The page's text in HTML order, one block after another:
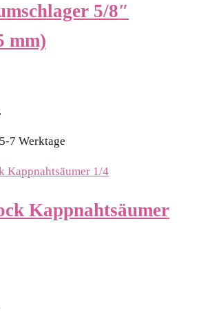
5/8″
mm)
5-7 Werktage
Kappnahtsäumer